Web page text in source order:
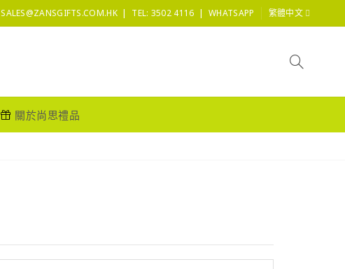
SALES@ZANSGIFTS.COM.HK| TEL: 3502 4116 |WHATSAPP 繁體中文
關於尚思禮品